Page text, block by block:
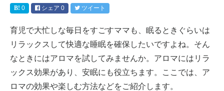
0
シェア 0 ツイート
育児で大忙しな毎日をすごすママも、眠るときぐらいは
リラックスして快適な睡眠を確保したいですよね。そん
なときにはアロマを試してみませんか。アロマにはリラ
ックス効果があり、安眠にも役立ちます。ここでは、ア
ロマの効果や楽しむ方法などをご紹介します。